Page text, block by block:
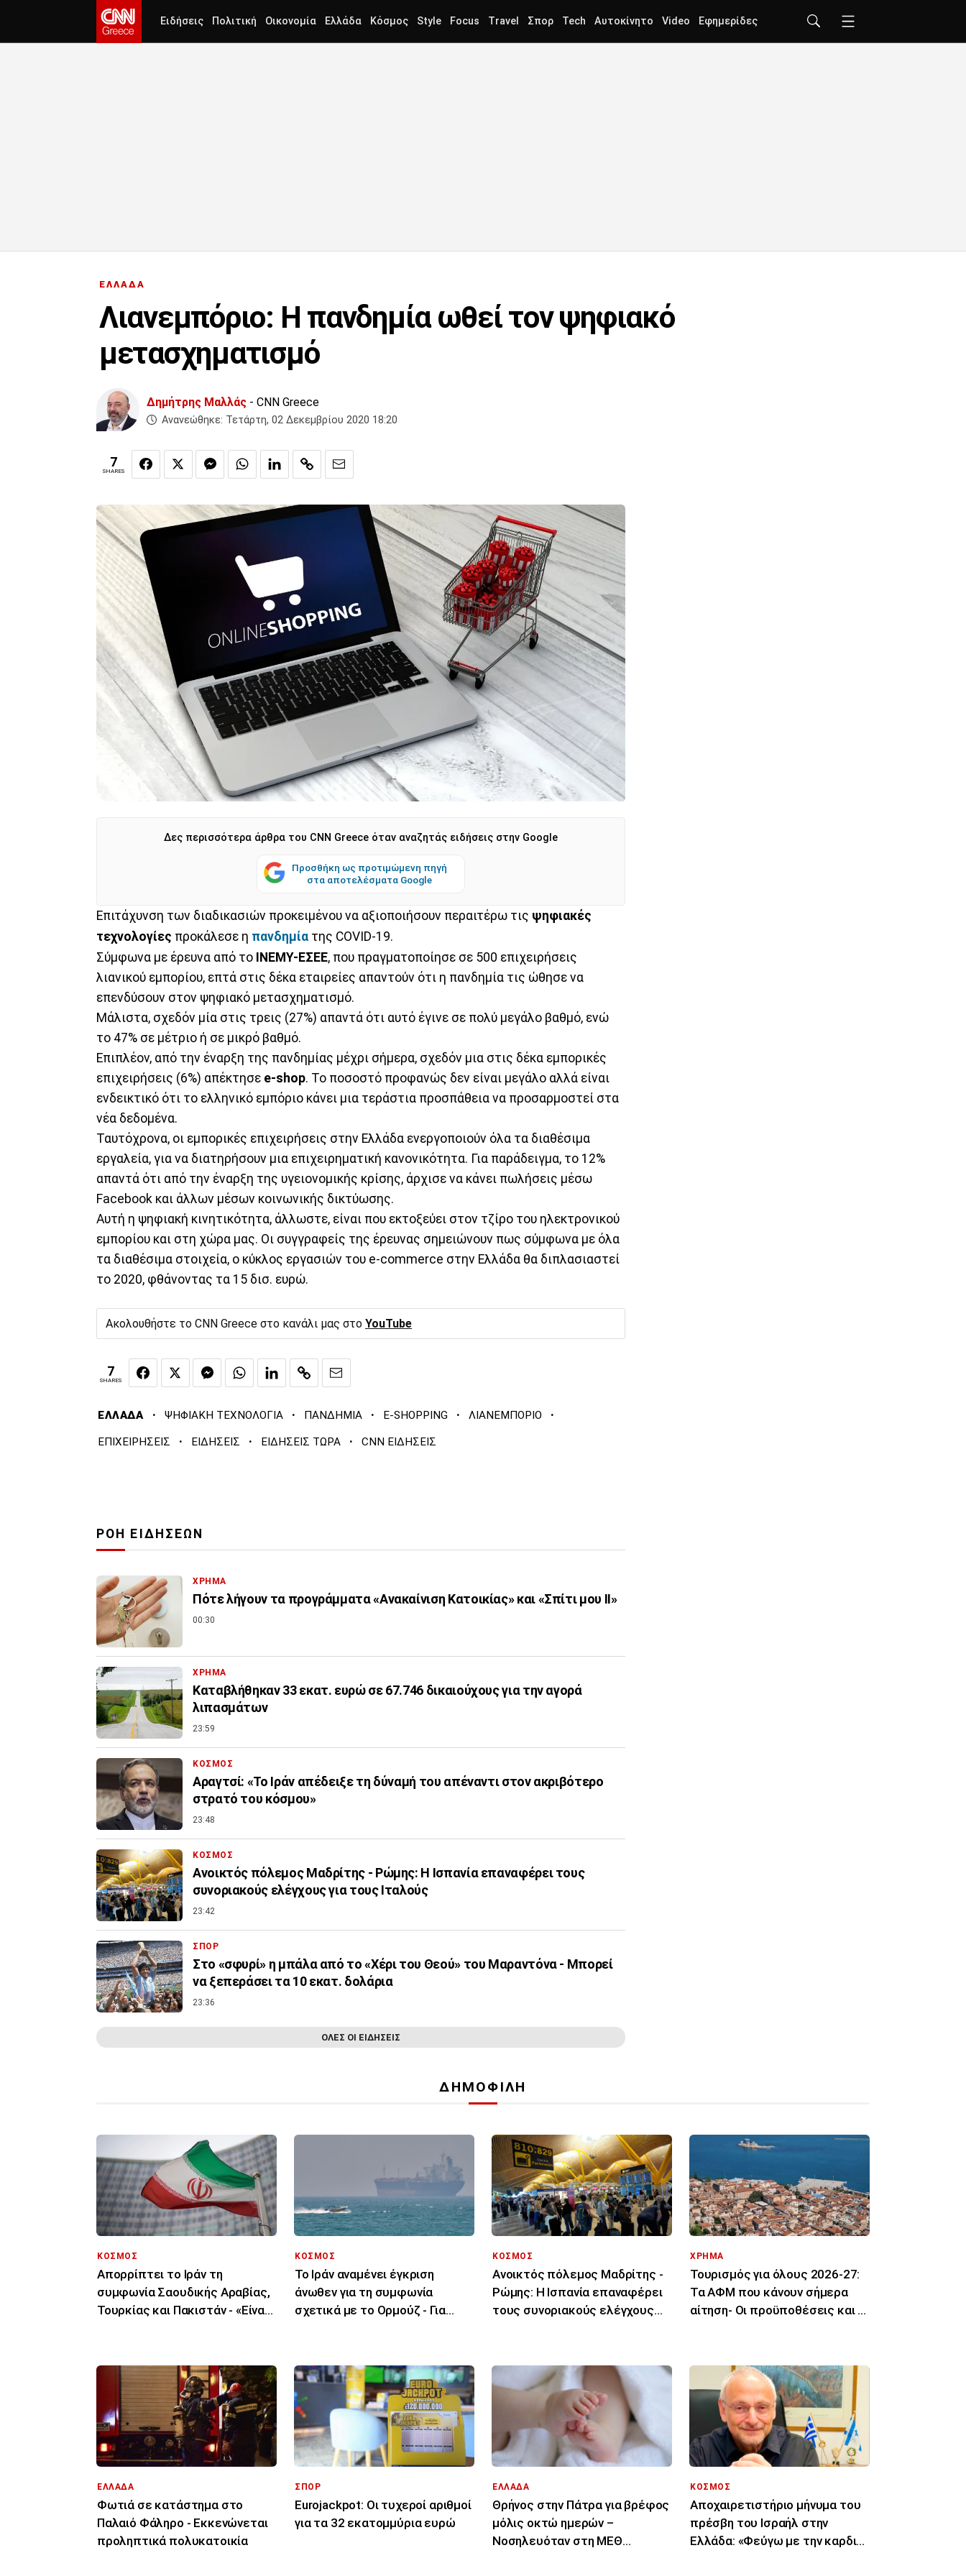
Ειδήσεις Πολιτική Οικονομία Ελλάδα Κόσμος Style Focus Travel Σπορ Tech Αυτοκίνητο Video Εφημερίδες
ΕΛΛΑΔΑ
Λιανεμπόριο: Η πανδημία ωθεί τον ψηφιακό
μετασχηματισμό
Δημήτρης Μαλλάς - CNN Greece
Ανανεώθηκε: Τετάρτη, 02 Δεκεμβρίου 2020 18:20
7
SHARES
Δες περισσότερα άρθρα του CNN Greece όταν αναζητάς ειδήσεις στην Google
Προσθήκη ως προτιμώμενη πηγή
στα αποτελέσματα Google
Επιτάχυνση των διαδικασιών προκειμένου να αξιοποιήσουν περαιτέρω τις ψηφιακές
τεχνολογίες προκάλεσε η πανδημία της COVID-19.
Σύμφωνα με έρευνα από το ΙΝΕΜΥ-ΕΣΕΕ, που πραγματοποίησε σε 500 επιχειρήσεις
λιανικού εμπορίου, επτά στις δέκα εταιρείες απαντούν ότι η πανδημία τις ώθησε να
επενδύσουν στον ψηφιακό μετασχηματισμό.
Μάλιστα, σχεδόν μία στις τρεις (27%) απαντά ότι αυτό έγινε σε πολύ μεγάλο βαθμό, ενώ
το 47% σε μέτριο ή σε μικρό βαθμό.
Επιπλέον, από την έναρξη της πανδημίας μέχρι σήμερα, σχεδόν μια στις δέκα εμπορικές
επιχειρήσεις (6%) απέκτησε e-shop. Το ποσοστό προφανώς δεν είναι μεγάλο αλλά είναι
ενδεικτικό ότι το ελληνικό εμπόριο κάνει μια τεράστια προσπάθεια να προσαρμοστεί στα
νέα δεδομένα.
Ταυτόχρονα, οι εμπορικές επιχειρήσεις στην Ελλάδα ενεργοποιούν όλα τα διαθέσιμα
εργαλεία, για να διατηρήσουν μια επιχειρηματική κανονικότητα. Για παράδειγμα, το 12%
απαντά ότι από την έναρξη της υγειονομικής κρίσης, άρχισε να κάνει πωλήσεις μέσω
Facebook και άλλων μέσων κοινωνικής δικτύωσης.
Αυτή η ψηφιακή κινητικότητα, άλλωστε, είναι που εκτοξεύει στον τζίρο του ηλεκτρονικού
εμπορίου και στη χώρα μας. Οι συγγραφείς της έρευνας σημειώνουν πως σύμφωνα με όλα
τα διαθέσιμα στοιχεία, ο κύκλος εργασιών του e-commerce στην Ελλάδα θα διπλασιαστεί
το 2020, φθάνοντας τα 15 δισ. ευρώ.
Ακολουθήστε το CNN Greece στο κανάλι μας στο YouTube
7
SHARES
ΕΛΛΑΔΑ · ΨΗΦΙΑΚΗ ΤΕΧΝΟΛΟΓΙΑ · ΠΑΝΔΗΜΙΑ · E-SHOPPING · ΛΙΑΝΕΜΠΟΡΙΟ ·
ΕΠΙΧΕΙΡΗΣΕΙΣ · ΕΙΔΗΣΕΙΣ · ΕΙΔΗΣΕΙΣ ΤΩΡΑ · CNN ΕΙΔΗΣΕΙΣ
ΡΟΗ ΕΙΔΗΣΕΩΝ
ΧΡΗΜΑ
Πότε λήγουν τα προγράμματα «Ανακαίνιση Κατοικίας» και «Σπίτι μου ΙΙ»
00:30
ΧΡΗΜΑ
Καταβλήθηκαν 33 εκατ. ευρώ σε 67.746 δικαιούχους για την αγορά
λιπασμάτων
23:59
ΚΟΣΜΟΣ
Αραγτσί: «Το Ιράν απέδειξε τη δύναμή του απέναντι στον ακριβότερο
στρατό του κόσμου»
23:48
ΚΟΣΜΟΣ
Ανοικτός πόλεμος Μαδρίτης - Ρώμης: Η Ισπανία επαναφέρει τους
συνοριακούς ελέγχους για τους Ιταλούς
23:42
ΣΠΟΡ
Στο «σφυρί» η μπάλα από το «Χέρι του Θεού» του Μαραντόνα - Μπορεί
να ξεπεράσει τα 10 εκατ. δολάρια
23:36
ΟΛΕΣ ΟΙ ΕΙΔΗΣΕΙΣ
ΔΗΜΟΦΙΛΗ
ΚΟΣΜΟΣ
Απορρίπτει το Ιράν τη
συμφωνία Σαουδικής Αραβίας,
Τουρκίας και Πακιστάν - «Είναι
ΚΟΣΜΟΣ
Το Ιράν αναμένει έγκριση
άνωθεν για τη συμφωνία
σχετικά με το Ορμούζ - Για
ΚΟΣΜΟΣ
Ανοικτός πόλεμος Μαδρίτης -
Ρώμης: Η Ισπανία επαναφέρει
τους συνοριακούς ελέγχους
ΧΡΗΜΑ
Τουρισμός για όλους 2026-27:
Τα ΑΦΜ που κάνουν σήμερα
αίτηση- Οι προϋποθέσεις και οι
ΕΛΛΑΔΑ
Φωτιά σε κατάστημα στο
Παλαιό Φάληρο - Εκκενώνεται
προληπτικά πολυκατοικία
ΣΠΟΡ
Eurojackpot: Οι τυχεροί αριθμοί
για τα 32 εκατoμμύρια ευρώ
ΕΛΛΑΔΑ
Θρήνος στην Πάτρα για βρέφος
μόλις οκτώ ημερών –
Νοσηλευόταν στη ΜΕΘ
ΚΟΣΜΟΣ
Αποχαιρετιστήριο μήνυμα του
πρέσβη του Ισραήλ στην
Ελλάδα: «Φεύγω με την καρδιά